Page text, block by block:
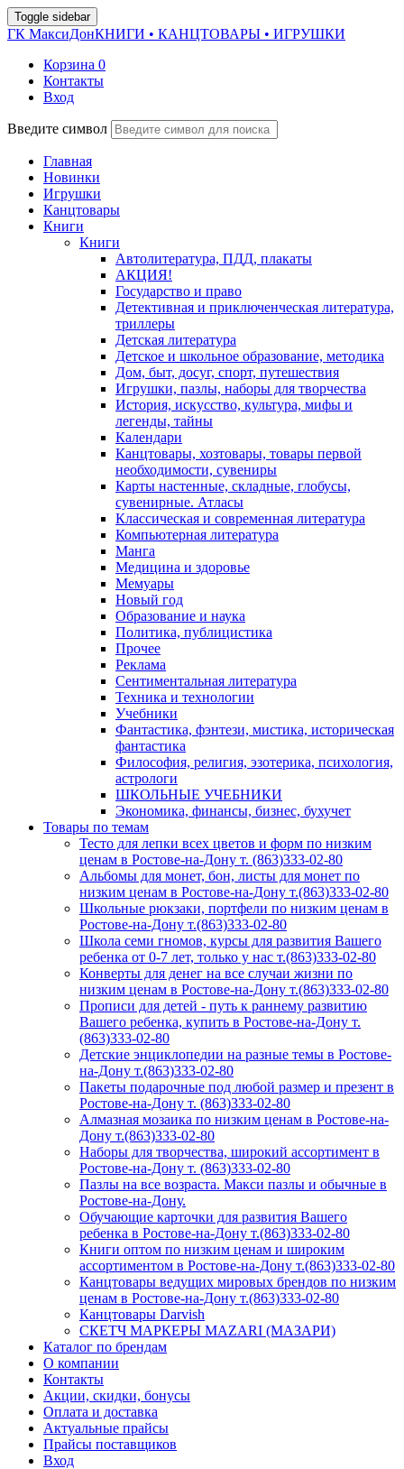
Toggle sidebar
ГК МаксиДонКНИГИ • КАНЦТОВАРЫ • ИГРУШКИ
Корзина 0
Контакты
Вход
Введите символ
Главная
Новинки
Игрушки
Канцтовары
Книги
Книги
Автолитература, ПДД, плакаты
АКЦИЯ!
Государство и право
Детективная и приключенческая литература,
триллеры
Детская литература
Детское и школьное образование, методика
Дом, быт, досуг, спорт, путешествия
Игрушки, пазлы, наборы для творчества
История, искусство, культура, мифы и
легенды, тайны
Календари
Канцтовары, хозтовары, товары первой
необходимости, сувениры
Карты настенные, складные, глобусы,
сувенирные. Атласы
Классическая и современная литература
Компьютерная литература
Манга
Медицина и здоровье
Мемуары
Новый год
Образование и наука
Политика, публицистика
Прочее
Реклама
Сентиментальная литература
Техника и технологии
Учебники
Фантастика, фэнтези, мистика, историческая
фантастика
Философия, религия, эзотерика, психология,
астрологи
ШКОЛЬНЫЕ УЧЕБНИКИ
Экономика, финансы, бизнес, бухучет
Товары по темам
Тесто для лепки всех цветов и форм по низким
ценам в Ростове-на-Дону т. (863)333-02-80
Альбомы для монет, бон, листы для монет по
низким ценам в Ростове-на-Дону т.(863)333-02-80
Школьные рюкзаки, портфели по низким ценам в
Ростове-на-Дону т.(863)333-02-80
Школа семи гномов, курсы для развития Вашего
ребенка от 0-7 лет, только у нас т.(863)333-02-80
Конверты для денег на все случаи жизни по
низким ценам в Ростове-на-Дону т.(863)333-02-80
Прописи для детей - путь к раннему развитию
Вашего ребенка, купить в Ростове-на-Дону т.
(863)333-02-80
Детские энциклопедии на разные темы в Ростове-
на-Дону т.(863)333-02-80
Пакеты подарочные под любой размер и презент в
Ростове-на-Дону т. (863)333-02-80
Алмазная мозаика по низким ценам в Ростове-на-
Дону т.(863)333-02-80
Наборы для творчества, широкий ассортимент в
Ростове-на-Дону т. (863)333-02-80
Пазлы на все возраста. Макси пазлы и обычные в
Ростове-на-Дону.
Обучающие карточки для развития Вашего
ребенка в Ростове-на-Дону т.(863)333-02-80
Книги оптом по низким ценам и широким
ассортиментом в Ростове-на-Дону т.(863)333-02-80
Канцтовары ведущих мировых брендов по низким
ценам в Ростове-на-Дону т.(863)333-02-80
Канцтовары Darvish
СКЕТЧ МАРКЕРЫ MAZARI (МАЗАРИ)
Каталог по брендам
О компании
Контакты
Акции, скидки, бонусы
Оплата и доставка
Актуальные прайсы
Прайсы поставщиков
Вход